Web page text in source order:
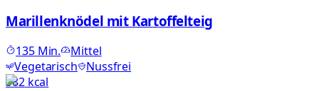
Marillenknödel mit Kartoffelteig
135Min.
Mittel
Vegetarisch
Nussfrei
382kcal